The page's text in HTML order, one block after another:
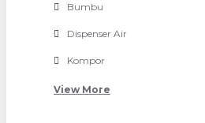
Bumbu
Dispenser Air
Kompor
View More